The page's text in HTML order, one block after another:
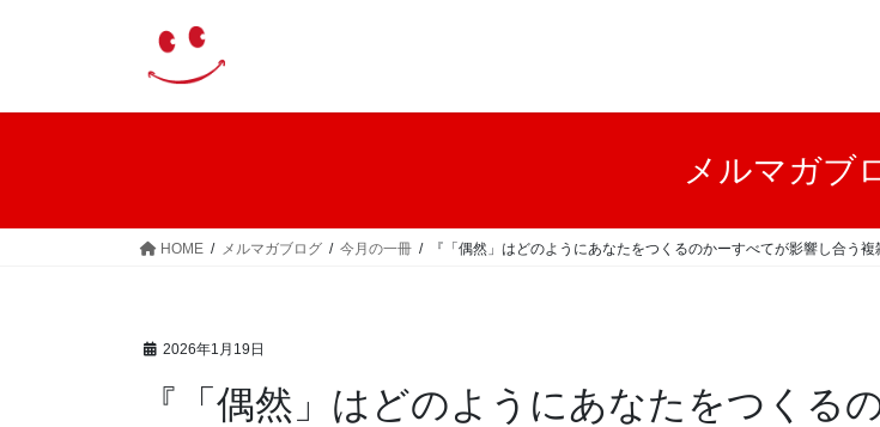
メルマガブ
HOME メルマガブログ 今月の一冊 『「偶然」はどのようにあなたをつくるのかーすべてが影響し合う
2026年1月19日
『「偶然」はどのようにあなたをつくる